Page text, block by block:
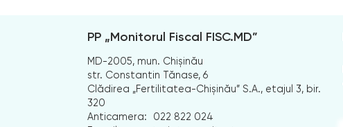
PP „Monitorul Fiscal FISC.MD”
MD-2005, mun. Chișinău
str. Constantin Tănase, 6
Clădirea „Fertilitatea-Chișinău” S.A., etajul 3, bir.
320
Anticamera:
022 822 024